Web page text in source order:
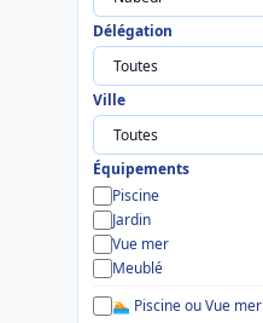
Délégation
Ville
Équipements
Piscine
Jardin
Vue mer
Meublé
🏊 Piscine ou Vue mer